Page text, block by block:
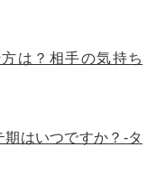
は？相手の気持ち
はいつですか？-タ